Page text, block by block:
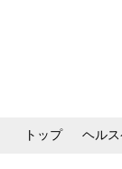
トップ ヘル